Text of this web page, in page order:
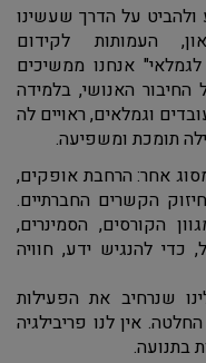
על הדרך שעשינו
העמותות לקידום
אנחנו ממשיכים
האנושי, בלמידה
וגמלאים, ראויים לה
תומכת ומשפיעה.
אחר: הרחבת אופקים,
הקשרים החברתיים.
הקורסים, הסמינרים,
כדי להנגיש ידע, חוויה
שנרחיב את הפעילות
אין לנו פריבילגיה
בתנועה.